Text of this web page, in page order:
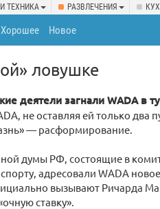
ТЕХНИКА РАЗВЛЕЧЕНИЯ
Хорошее Новое
ловушке
деятели загнали WADA в
не оставляя ей только два
— расформирование.
думы РФ, состоящие в
адресовали WADA
вызывают Ричарда
ставку».